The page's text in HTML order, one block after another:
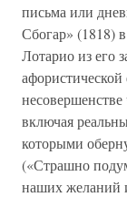
письма или
Сбогар» (1818)
Лотарио из его
включая
которыми
(«Страшно
наших желаний